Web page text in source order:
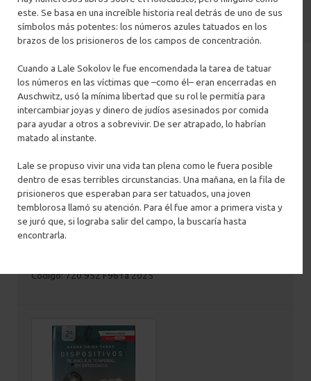
Filtrar por ciudad Todas Santiago Concepción
The architecture of Sou Fujimoto :
primordial future forest
Código: 720.952 F961a 2025
este. Se basa en una increíble historia real detrás de uno de sus
símbolos más potentes: los números azules tatuados en los
brazos de los prisioneros de los campos de concentración.
Cuando a Lale Sokolov le fue encomendada la tarea de tatuar
los números en las víctimas que –como él– eran encerradas en
Auschwitz, usó la mínima libertad que su rol le permitía para
intercambiar joyas y dinero de judíos asesinados por comida
para ayudar a otros a sobrevivir. De ser atrapado, lo habrían
matado al instante.
Lale se propuso vivir una vida tan plena como le fuera posible
dentro de esas terribles circunstancias. Una mañana, en la fila de
prisioneros que esperaban para ser tatuados, una joven
temblorosa llamó su atención. Para él fue amor a primera vista y
se juró que, si lograba salir del campo, la buscaría hasta
encontrarla.